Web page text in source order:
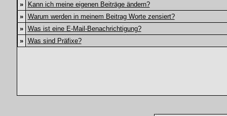
»
Kann ich meine eigenen Beiträge ändern?
»
Warum werden in meinem Beitrag Worte zensiert?
»
Was ist eine E-Mail-Benachrichtigung?
»
Was sind Präfixe?